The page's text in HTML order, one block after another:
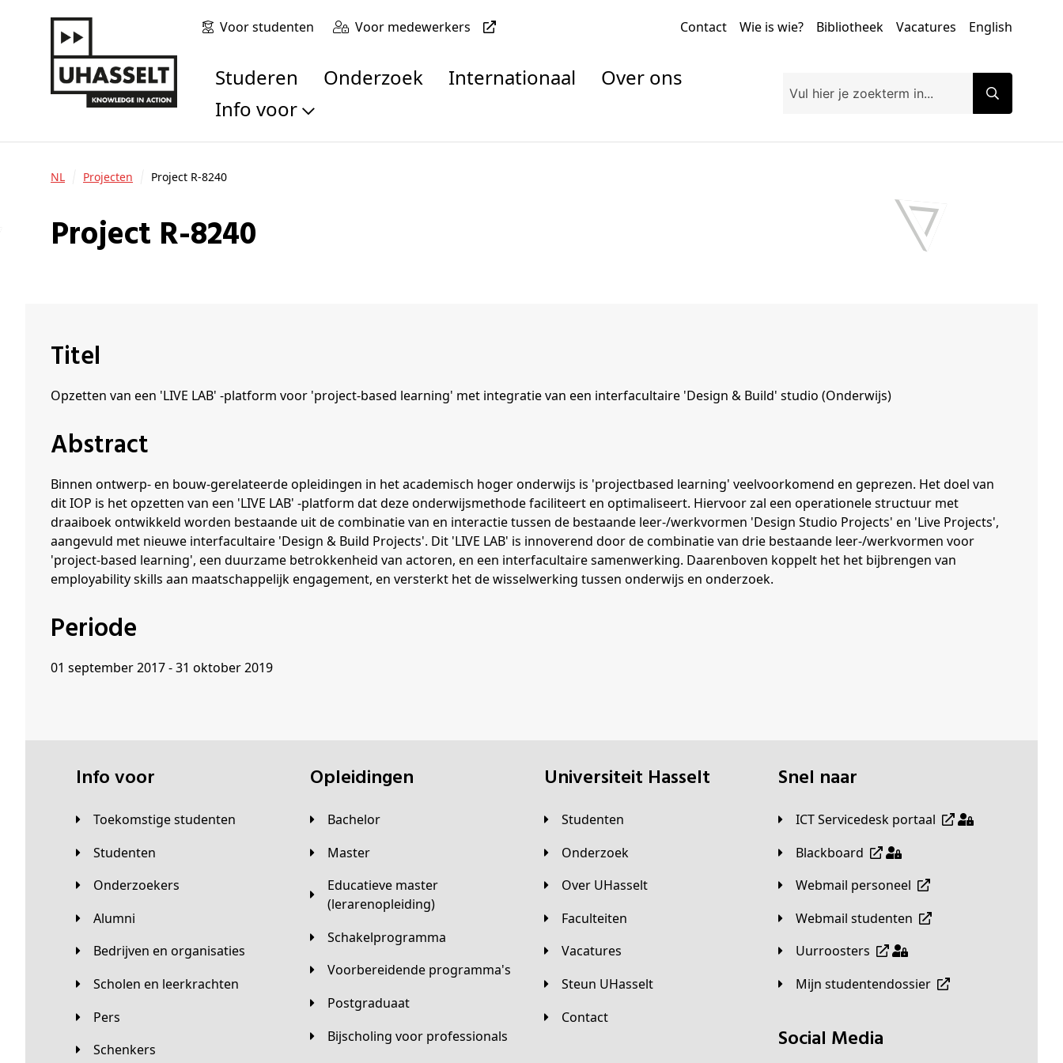
Voor studenten Voor medewerkers Contact Wie is wie? Bibliotheek Vacatures English
Studeren Onderzoek Internationaal
Over ons
Info voor
Toekomstige studenten
Alumni
Bedrijven en organisaties
NL Projecten Project R-8240
Project R-8240
Titel
Opzetten van een 'LIVE LAB' -platform voor 'project-based learning' met integratie van een interfacultaire 'Design & Build' studio (Onderwijs)
Abstract
Binnen ontwerp- en bouw-gerelateerde opleidingen in het academisch hoger onderwijs is 'projectbased learning' veelvoorkomend en geprezen. Het doel van
dit IOP is het opzetten van een 'LIVE LAB' -platform dat deze onderwijsmethode faciliteert en optimaliseert. Hiervoor zal een operationele structuur met
draaiboek ontwikkeld worden bestaande uit de combinatie van en interactie tussen de bestaande leer-/werkvormen 'Design Studio Projects' en 'Live Projects',
aangevuld met nieuwe interfacultaire 'Design & Build Projects'. Dit 'LIVE LAB' is innoverend door de combinatie van drie bestaande leer-/werkvormen voor
'project-based learning', een duurzame betrokkenheid van actoren, en een interfacultaire samenwerking. Daarenboven koppelt het het bijbrengen van
employability skills aan maatschappelijk engagement, en versterkt het de wisselwerking tussen onderwijs en onderzoek.
Periode
01 september 2017 - 31 oktober 2019
Info voor
Toekomstige studenten
Studenten
Onderzoekers
Alumni
Bedrijven en organisaties
Scholen en leerkrachten
Pers
Schenkers
Opleidingen
Bachelor
Master
Educatieve master
(lerarenopleiding)
Schakelprogramma
Voorbereidende programma's
Postgraduaat
Bijscholing voor professionals
universiteit Hasselt
Studenten
Onderzoek
Over UHasselt
Faculteiten
Vacatures
Steun UHasselt
Contact
Snel naar
ICT Servicedesk portaal
Blackboard
Webmail personeel
Webmail studenten
Uurroosters
Mijn studentendossier
Social Media